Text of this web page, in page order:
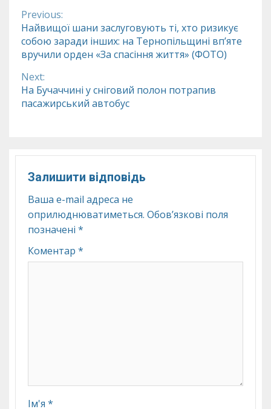
Continue
Reading
Previous:
Найвищої шани заслуговують ті, хто ризикує
собою заради інших: на Тернопільщині вп’яте
вручили орден «За спасіння життя» (ФОТО)
Next:
На Бучаччині у сніговий полон потрапив
пасажирський автобус
Залишити відповідь
Ваша e-mail адреса не
оприлюднюватиметься. Обов’язкові поля
позначені *
Коментар *
Ім'я *